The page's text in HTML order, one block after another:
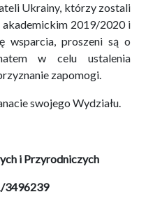
Ukrainy, którzy zostali
2019/2020 i
wsparcia, proszeni są o
w celu ustalenia
zapomogi.
swojego Wydziału.
i Przyrodniczych
3496239